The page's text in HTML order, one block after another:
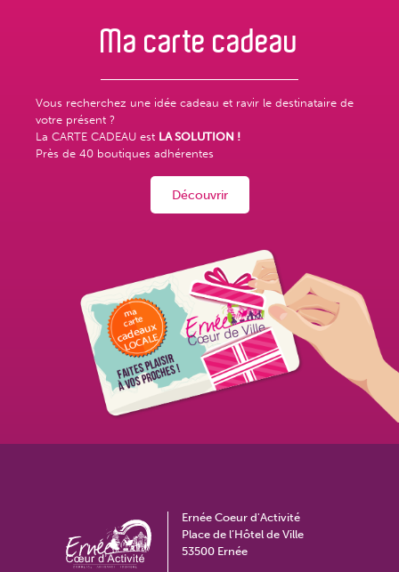
Ma carte cadeau
Vous recherchez une idée cadeau et ravir le destinataire de
votre présent ?
La CARTE CADEAU est LA SOLUTION !
Près de 40 boutiques adhérentes
Découvrir
Ernée Coeur d'Activité
Place de l’Hôtel de Ville
53500 Ernée